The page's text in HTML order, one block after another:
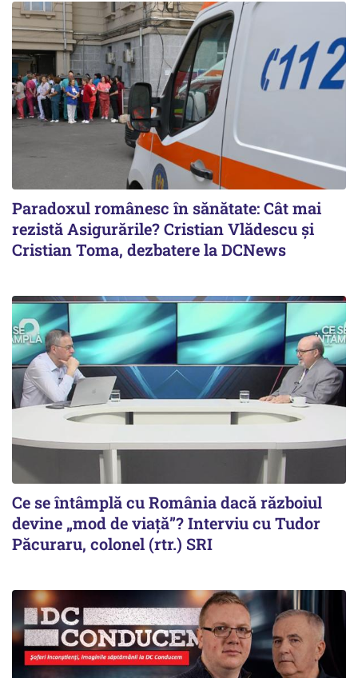
Paradoxul românesc în sănătate: Cât mai
rezistă Asigurările? Cristian Vlădescu și
Cristian Toma, dezbatere la DCNews
Ce se întâmplă cu România dacă războiul
devine „mod de viață”? Interviu cu Tudor
Păcuraru, colonel (rtr.) SRI